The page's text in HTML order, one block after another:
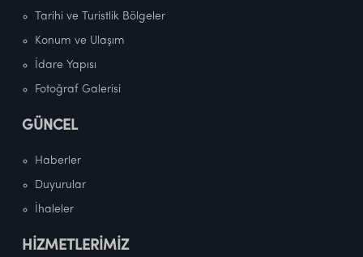
Tarihi ve Turistlik Bölgeler
Konum ve Ulaşım
İdare Yapısı
Fotoğraf Galerisi
GÜNCEL
Haberler
Duyurular
İhaleler
HİZMETLERİMİZ